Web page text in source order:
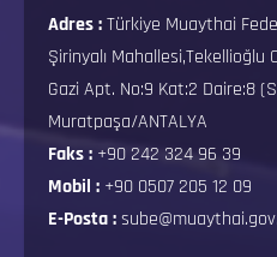
Adres :Türkiye Muaythai
Şirinyalı Mahallesi,Tekellioğlu
Gazi Apt. No:9 Kat:2 Daire:8
Muratpaşa/ANTALYA
Faks : +90 242 324 96 39
Mobil : +90 0507 205 12 09
E-Posta :